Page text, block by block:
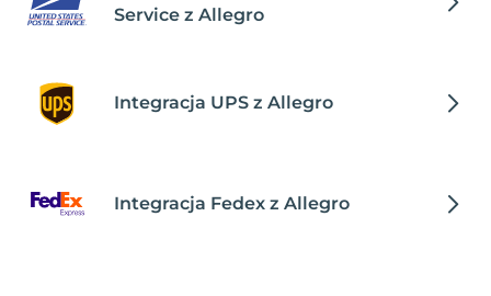
Service z Allegro
Integracja UPS z Allegro
Integracja Fedex z Allegro